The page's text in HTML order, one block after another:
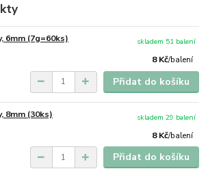
6mm (7g=60ks)
8 Kč/balení
skladem 51 balení
Přidat do košíku
8mm (30ks)
8 Kč/balení
skladem 29 balení
Přidat do košíku